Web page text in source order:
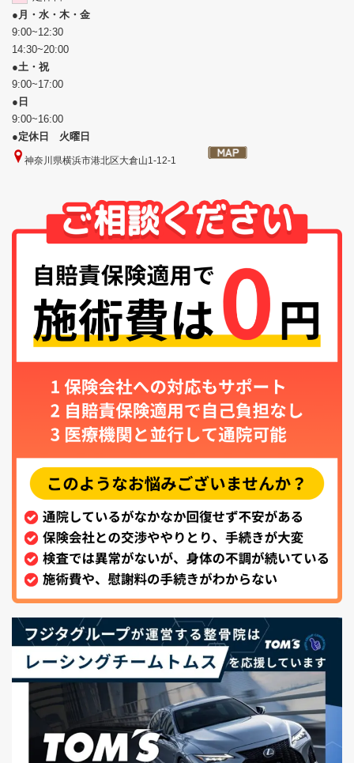
● 月・水・木・金
9:00~12:30
14:30~20:00
●土・祝
9:00~17:00
● 日
9:00~16:00
●定休日 火曜日
神奈川県横浜市港北区大倉山1-12-1